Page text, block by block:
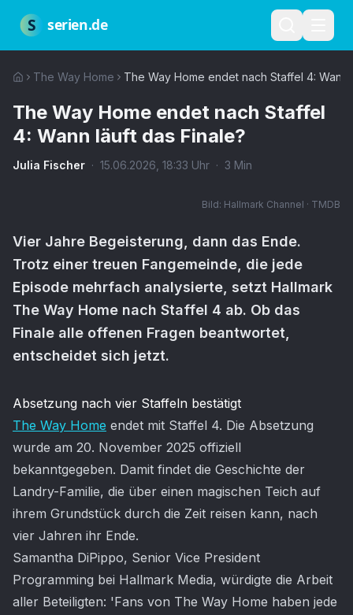
S serien.de
The Way Home The Way Home endet nach Staffel 4: Wann
The Way Home endet nach Staffel
4: Wann läuft das Finale?
Julia Fischer · 15.06.2026 18:33 Uhr · 3 Min
Bild: Hallmark Channel · TMDB
Vier Jahre Begeisterung, dann das Ende.
Trotz einer treuen Fangemeinde, die jede
Episode mehrfach analysierte, setzt Hallmark
The Way Home nach Staffel 4 ab. Ob das
Finale alle offenen Fragen beantwortet,
entscheidet sich jetzt.
Artikel-Inhalt
Absetzung nach vier Staffeln bestätigt
The Way Home endet mit Staffel 4. Die Absetzung
wurde am 20. November 2025 offiziell
bekanntgegeben. Damit findet die Geschichte der
Landry-Familie, die über einen magischen Teich auf
ihrem Grundstück durch die Zeit reisen kann, nach
vier Jahren ihr Ende.
Samantha DiPippo, Senior Vice President
Programming bei Hallmark Media, würdigte die Arbeit
aller Beteiligten: 'Fans von The Way Home haben jede
Nutzungsbedingungen